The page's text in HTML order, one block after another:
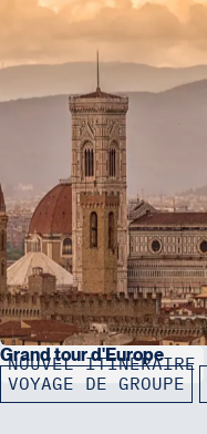
NOUVEL ITINÉRAIRE
Grand tour d'Europe
VOYAGE DE GROUPE